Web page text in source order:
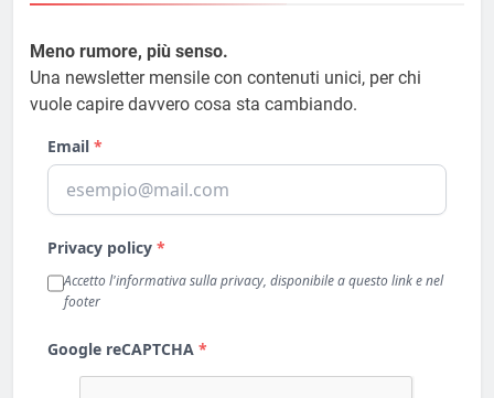
Meno rumore, più senso.
Una newsletter mensile con contenuti unici, per chi
vuole capire davvero cosa sta cambiando.